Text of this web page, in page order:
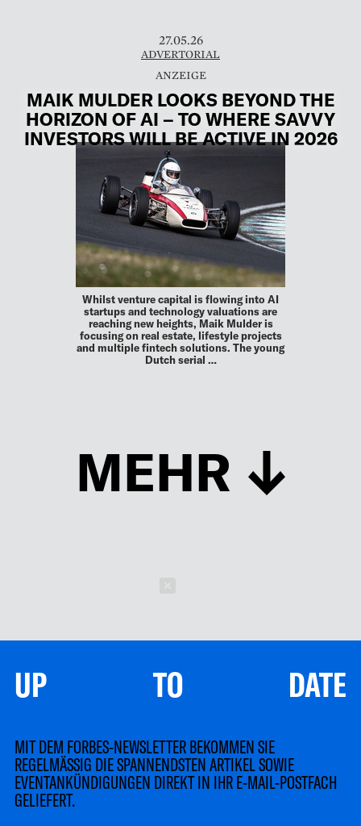
27.05.26
ADVERTORIAL
MAIK MULDER LOOKS BEYOND THE
HORIZON OF AI – TO WHERE SAVVY
INVESTORS WILL BE ACTIVE IN 2026
Whilst venture capital is flowing into AI
startups and technology valuations are
reaching new heights, Maik Mulder is
focusing on real estate, lifestyle projects
and multiple fintech solutions. The young
Dutch serial …
MEHR
UP TO DATE
MIT DEM FORBES-NEWSLETTER BEKOMMEN SIE
REGELMÄSSIG DIE SPANNENDSTEN ARTIKEL SOWIE
EVENTANKÜNDIGUNGEN DIREKT IN IHR E-MAIL-POSTFACH
GELIEFERT.